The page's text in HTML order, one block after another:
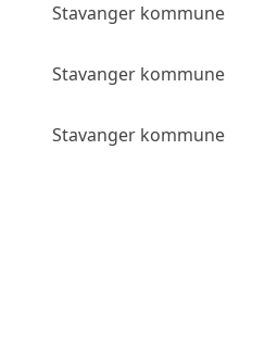
Stavanger kommune
Stavanger kommune
Stavanger kommune